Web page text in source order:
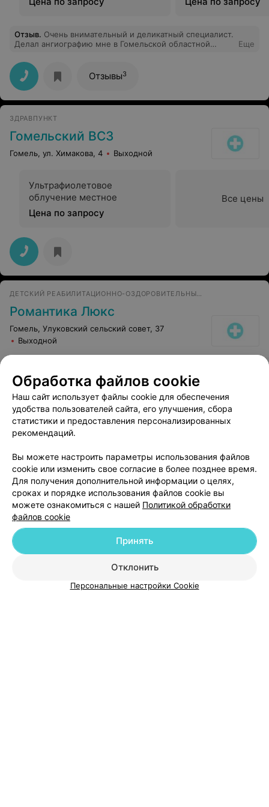
аккуратно разрезала и зашила. А так же всему
Отзыв. Очень внимательный и деликатный специалист.
Делал ангиографию мне в Гомельской областной
успокаивал, после процедуры заходил посмотреть за
моим состоянием. Я осталась довольна....
Еще
Отзывы3
ЗДРАВПУНКТ
Гомельский ВСЗ
Гомель, ул. Химакова, 4 Выходной
Ультрафиолетовое
облучение местное
Цена по запросу
Все цены
ДЕТСКИЙ РЕАБИЛИТАЦИОННО-ОЗДОРОВИТЕЛЬНЫЙ ЦЕНТР
Романтика Люкс
Гомель, Улуковский сельский совет, 37
Выходной
Ультрафиолетовое
облучение детям
Цена по запросу
Добавить компанию
Обработка файлов cookie
Наш сайт использует файлы cookie для обеспечения
удобства пользователей сайта, его улучшения, сбора
статистики и предоставления персонализированных
рекомендаций.
Вы можете настроить параметры использования файлов
cookie или изменить свое согласие в более позднее время.
Для получения дополнительной информации о целях,
сроках и порядке использования файлов cookie вы
можете ознакомиться с нашей Политикой обработки
файлов cookie
Отклонить
Принять
Персональные настройки Cookie